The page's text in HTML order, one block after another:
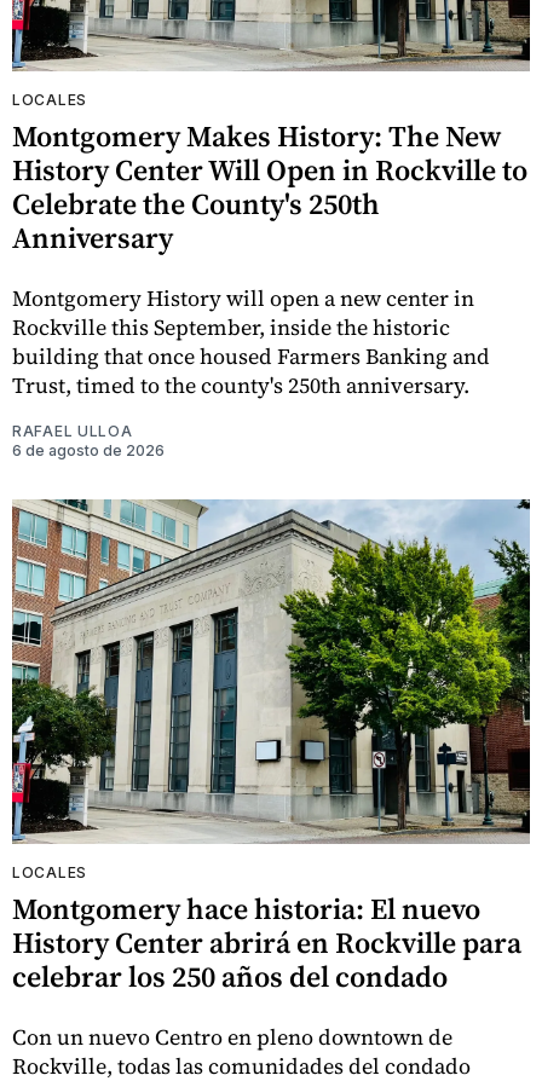
LOCALES
Montgomery Makes History: The New
History Center Will Open in Rockville to
Celebrate the County's 250th
Anniversary
Montgomery History will open a new center in
Rockville this September, inside the historic
building that once housed Farmers Banking and
Trust, timed to the county's 250th anniversary.
RAFAEL ULLOA
6 de agosto de 2026
LOCALES
Montgomery hace historia: El nuevo
History Center abrirá en Rockville para
celebrar los 250 años del condado
Con un nuevo Centro en pleno downtown de
Rockville, todas las comunidades del condado